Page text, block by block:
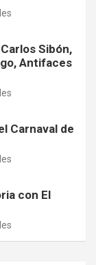
Sibón,
Antifaces
Carnaval de
con El